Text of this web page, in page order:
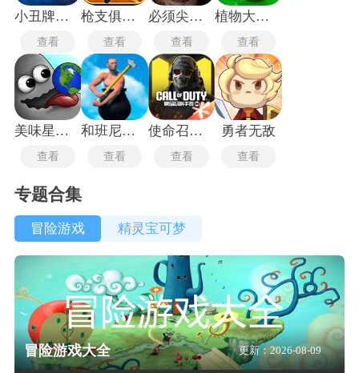
小丑牌手机版
查看
枪支俱乐部2中文版
查看
必须尖叫手机版
查看
植物大战僵尸军事版
查看
美味星球2中文版
查看
和班尼特福迪一起攻克难关
查看
使命召唤8手机版
查看
勇者无敌
查看
专题合集
冒险游戏 精灵宝可梦
冒险游戏大全 更新：2026-08-09